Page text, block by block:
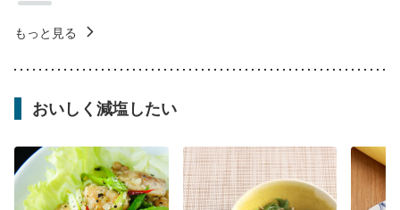
もっと見る
おいしく減塩したい